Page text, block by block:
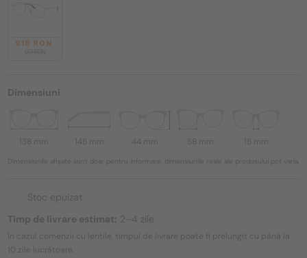
918 RON
Dimensiuni
138 mm 145 mm 44 mm 58 mm 15 mm
Dimensiunile afișate sunt doar pentru informare, dimensiunile reale ale produsului pot varia.
Stoc epuizat
Timp de livrare estimat: 2–4 zile
În cazul comenzii cu lentile, timpul de livrare poate fi prelungit cu până la
10 zile lucrătoare.